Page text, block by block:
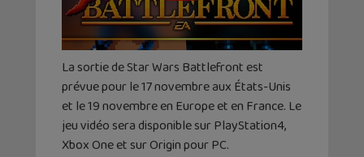
La sortie de Star Wars Battlefront est
prévue pour le 17 novembre aux États-Unis
et le 19 novembre en Europe et en France. Le
jeu vidéo sera disponible sur PlayStation4,
Xbox One et sur Origin pour PC.